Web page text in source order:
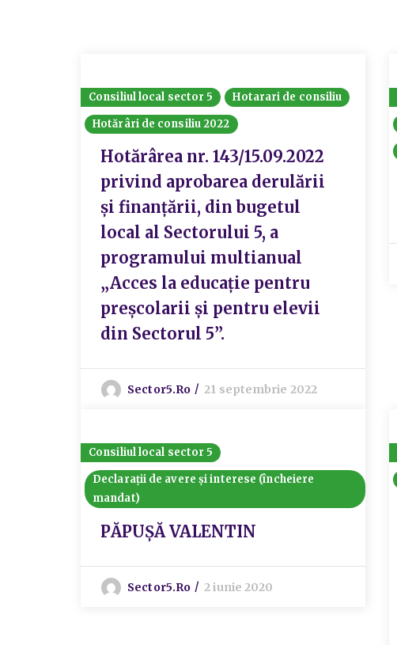
Consiliul local sector 5
Hotarari de consiliu
Hotărâri de consiliu 2022
Hotărârea nr. 143/15.09.2022
privind aprobarea derulării
și finanțării, din bugetul
local al Sectorului 5, a
programului multianual
„Acces la educație pentru
preșcolarii și pentru elevii
din Sectorul 5”.
Sector5.ro 21 septembrie 2022
Consiliul local sector 5
Declarații de avere și interese (încheiere
mandat)
PĂPUȘĂ VALENTIN
Sector5.ro 2 iunie 2020